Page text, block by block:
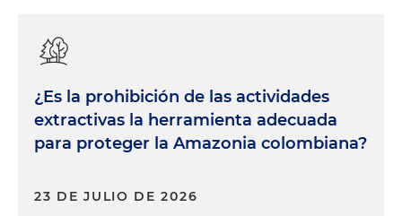
¿Es la prohibición de las actividades
extractivas la herramienta adecuada
para proteger la Amazonia colombiana?
23 DE JULIO DE 2026